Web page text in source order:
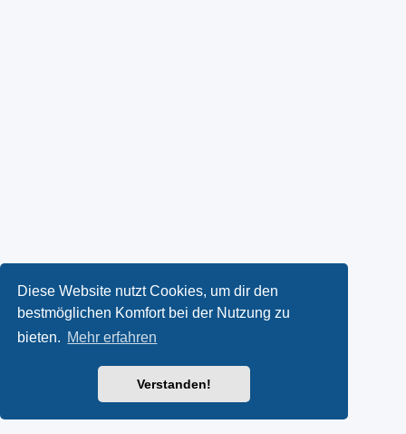
Diese Website nutzt Cookies, um dir den
bestmöglichen Komfort bei der Nutzung zu
bieten. Mehr erfahren
Verstanden!